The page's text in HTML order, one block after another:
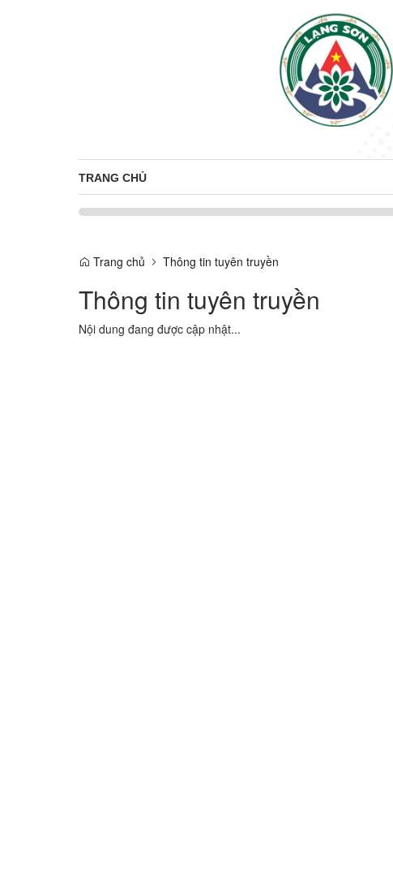
TRANG CHỦ
Trang chủ Thông tin tuyên truyền
Thông tin tuyên truyền
Nội dung đang được cập nhật...